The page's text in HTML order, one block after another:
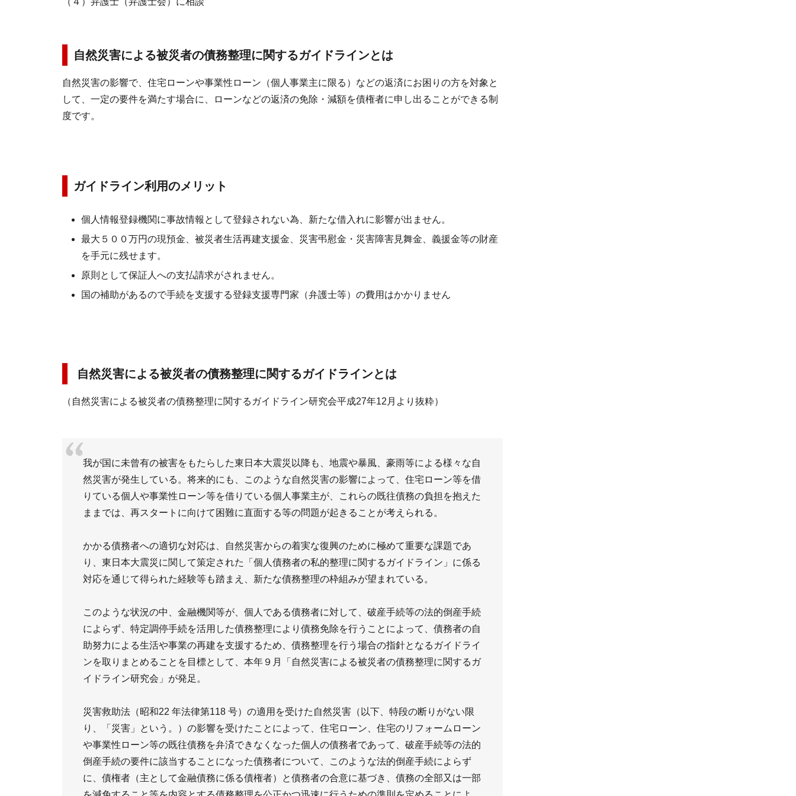
自然災害による被災者の債務整理に関するガイドラインとは
自然災害の影響で、住宅ローンや事業性ローン（個人事業主に限る）などの返済にお困りの方を対象と
して、一定の要件を満たす場合に、ローンなどの返済の免除・減額を債権者に申し出ることができる制
度です。
ガイドライン利用のメリット
個人情報登録機関に事故情報として登録されない為、新たな借入れに影響が出ません。
最大５００万円の現預金、被災者生活再建支援金、災害弔慰金・災害障害見舞金、義援金等の財産
を手元に残せます。
原則として保証人への支払請求がされません。
国の補助があるので手続を支援する登録支援専門家（弁護士等）の費用はかかりません
自然災害による被災者の債務整理に関するガイドラインとは
（自然災害による被災者の債務整理に関するガイドライン研究会平成27年12月より抜粋）
我が国に未曾有の被害をもたらした東日本大震災以降も、地震や暴風、豪雨等による様々な自
然災害が発生している。将来的にも、このような自然災害の影響によって、住宅ローン等を借
りている個人や事業性ローン等を借りている個人事業主が、これらの既往債務の負担を抱えた
ままでは、再スタートに向けて困難に直面する等の問題が起きることが考えられる。
かかる債務者への適切な対応は、自然災害からの着実な復興のために極めて重要な課題であ
り、東日本大震災に関して策定された「個人債務者の私的整理に関するガイドライン」に係る
対応を通じて得られた経験等も踏まえ、新たな債務整理の枠組みが望まれている。
このような状況の中、金融機関等が、個人である債務者に対して、破産手続等の法的倒産手続
によらず、特定調停手続を活用した債務整理により債務免除を行うことによって、債務者の自
助努力による生活や事業の再建を支援するため、債務整理を行う場合の指針となるガイドライ
ンを取りまとめることを目標として、本年９月「自然災害による被災者の債務整理に関するガ
イドライン研究会」が発足。
災害救助法（昭和22 年法律第118 号）の適用を受けた自然災害（以下、特段の断りがない限
り、「災害」という。）の影響を受けたことによって、住宅ローン、住宅のリフォームローン
や事業性ローン等の既往債務を弁済できなくなった個人の債務者であって、破産手続等の法的
倒産手続の要件に該当することになった債務者について、このような法的倒産手続によらず
に、債権者（主として金融債務に係る債権者）と債務者の合意に基づき、債務の全部又は一部